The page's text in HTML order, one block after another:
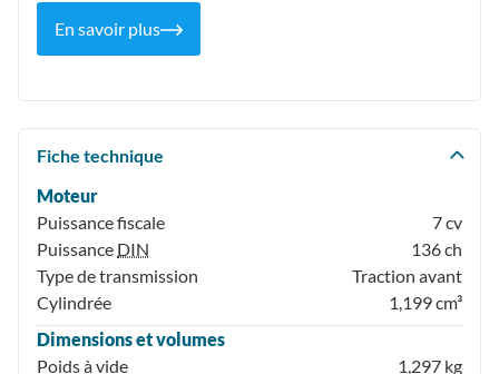
En savoir plus
Fiche technique
Moteur
Puissance fiscale
7 cv
Puissance DIN
136 ch
Type de transmission
Traction avant
Cylindrée
1,199 cm³
Dimensions et volumes
Poids à vide
1,297 kg